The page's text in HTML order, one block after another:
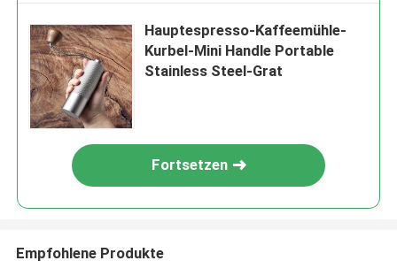
Hauptespresso-Kaffeemühle-
Kurbel-Mini Handle Portable
Stainless Steel-Grat
Fortsetzen
Empfohlene Produkte